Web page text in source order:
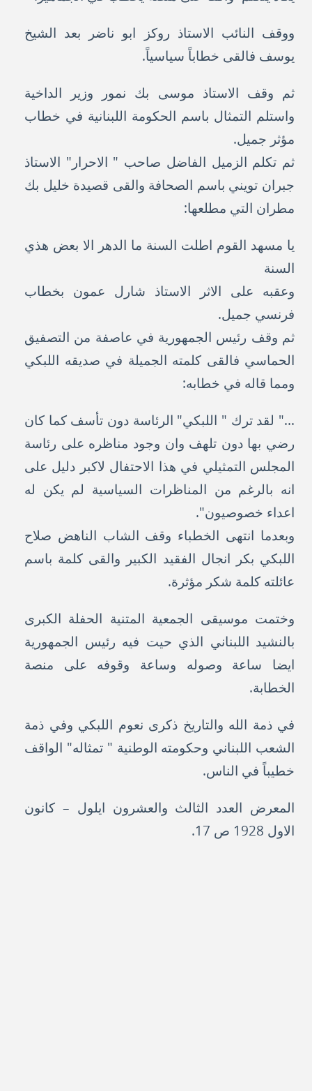
ووقف النائب الاستاذ روكز ابو ناضر بعد الشيخ
يوسف فالقى خطاباً سياسياً.
ثم وقف الاستاذ موسى بك نمور وزير الداخية
واستلم التمثال باسم الحكومة اللبنانية في خطاب
مؤثر جميل.
ثم تكلم الزميل الفاضل صاحب " الاحرار" الاستاذ
جبران تويني باسم الصحافة والقى قصيدة خليل بك
مطران التي مطلعها:
يا مسهد القوم اطلت السنة ما الدهر الا بعض هذي
السنة
وعقبه على الاثر الاستاذ شارل عمون بخطاب
فرنسي جميل.
ثم وقف رئيس الجمهورية في عاصفة من التصفيق
الحماسي فالقى كلمته الجميلة في صديقه اللبكي
ومما قاله في خطابه:
..." لقد ترك " اللبكي" الرئاسة دون تأسف كما كان
رضي بها دون تلهف وان وجود مناظره على رئاسة
المجلس التمثيلي في هذا الاحتفال لاكبر دليل على
انه بالرغم من المناظرات السياسية لم يكن له
اعداء خصوصيون".
وبعدما انتهى الخطباء وقف الشاب الناهض صلاح
اللبكي بكر انجال الفقيد الكبير والقى كلمة باسم
عائلته كلمة شكر مؤثرة.
وختمت موسيقى الجمعية المتنية الحفلة الكبرى
بالنشيد اللبناني الذي حيت فيه رئيس الجمهورية
ايضا ساعة وصوله وساعة وقوفه على منصة
الخطابة.
في ذمة الله والتاريخ ذكرى نعوم اللبكي وفي ذمة
الشعب اللبناني وحكومته الوطنية " تمثاله" الواقف
خطيباً في الناس.
المعرض العدد الثالث والعشرون ايلول – كانون
الاول 1928 ص 17.